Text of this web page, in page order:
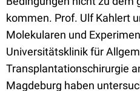
kommen. Prof. Ulf Kahlert
Molekularen und
Universitätsklinik für
Transplantationschirurgie
Magdeburg haben